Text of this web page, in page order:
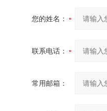
您的姓名：
联系电话：
常用邮箱：